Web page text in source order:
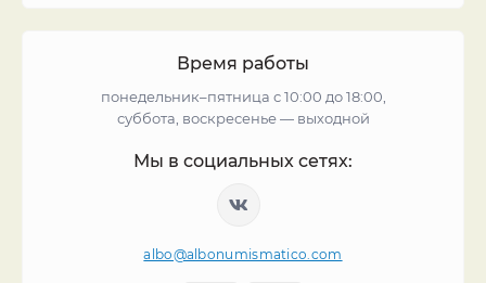
Время работы
понедельник–пятница с 10:00 до 18:00,
суббота, воскресенье — выходной
Мы в социальных сетях:
albo@albonumismatico.com